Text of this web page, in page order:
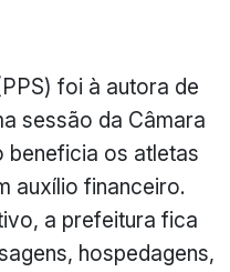
PPS) foi à autora de
sessão da Câmara
beneficia os atletas
auxílio financeiro.
a prefeitura fica
hospedagens,